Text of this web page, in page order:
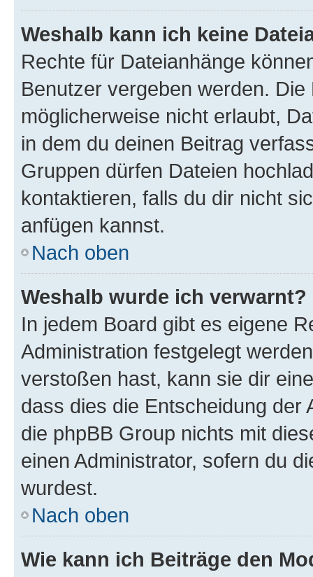
Weshalb kann ich keine
Rechte für Dateianhänge
Benutzer vergeben werden.
möglicherweise nicht erlaubt,
in dem du deinen Beitrag
Gruppen dürfen Dateien
kontaktieren, falls du dir nicht
anfügen kannst.
Nach oben
Weshalb wurde ich verwarnt?
In jedem Board gibt es eigene
Administration festgelegt
verstoßen hast, kann sie dir
dass dies die Entscheidung der
die phpBB Group nichts mit
einen Administrator, sofern du
wurdest.
Nach oben
Wie kann ich Beiträge den